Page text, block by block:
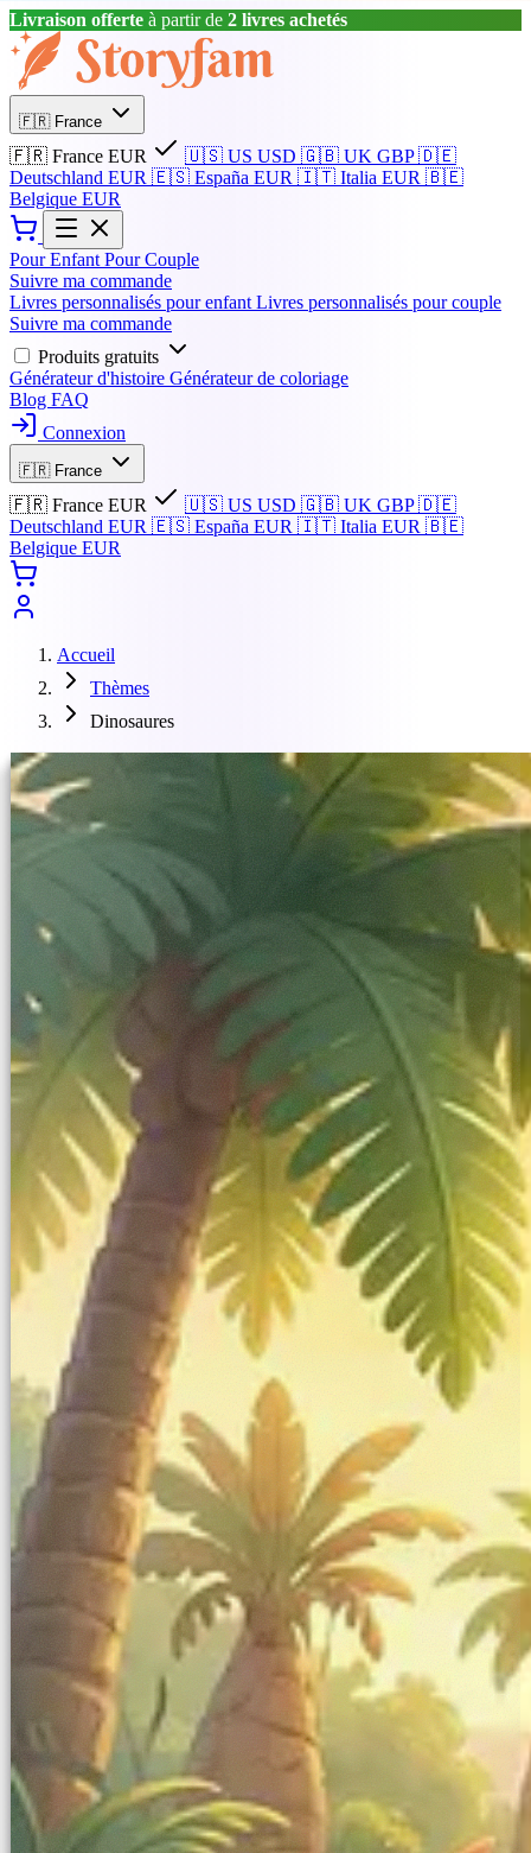
Livraison offerte à partir de 2 livres achetés
🇫🇷 France
🇫🇷 France EUR 🇺🇸 US USD 🇬🇧 UK GBP 🇩🇪
Deutschland EUR 🇪🇸 España EUR 🇮🇹 Italia EUR 🇧🇪
Belgique EUR
Pour Enfant Pour Couple
Suivre ma commande
Livres personnalisés pour enfant Livres personnalisés pour couple
Suivre ma commande
Produits gratuits
Générateur d'histoire Générateur de coloriage
Blog FAQ
Connexion
🇫🇷 France
🇫🇷 France EUR 🇺🇸 US USD 🇬🇧 UK GBP 🇩🇪
Deutschland EUR 🇪🇸 España EUR 🇮🇹 Italia EUR 🇧🇪
Belgique EUR
Accueil
Thèmes
Dinosaures